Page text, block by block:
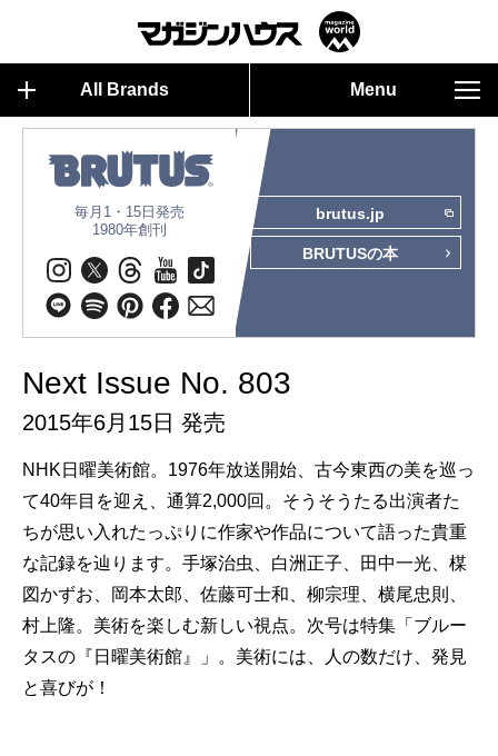
All Brands Menu
毎月1・15日発売
1980年創刊
brutus.jp
BRUTUSの本
Next Issue No. 803
2015年6月15日 発売
NHK日曜美術館。1976年放送開始、古今東西の美を巡っ
て40年目を迎え、通算2,000回。そうそうたる出演者た
ちが思い入れたっぷりに作家や作品について語った貴重
な記録を辿ります。手塚治虫、白洲正子、田中一光、楳
図かずお、岡本太郎、佐藤可士和、柳宗理、横尾忠則、
村上隆。美術を楽しむ新しい視点。次号は特集「ブルー
タスの『日曜美術館』」。美術には、人の数だけ、発見
と喜びが！